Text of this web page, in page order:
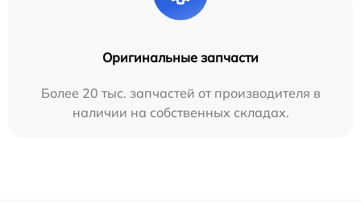
Оригинальные запчасти
Более 20 тыс. запчастей от производителя в
наличии на собственных складах.